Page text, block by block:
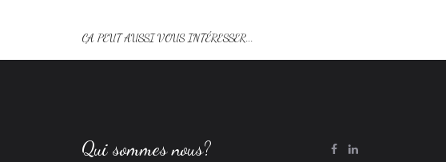
ÇA PEUT AUSSI VOUS INTÉRESSER...
Qui sommes nous?